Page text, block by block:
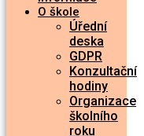
O škole
Úřední
deska
GDPR
Konzultační
hodiny
Organizace
školního
roku